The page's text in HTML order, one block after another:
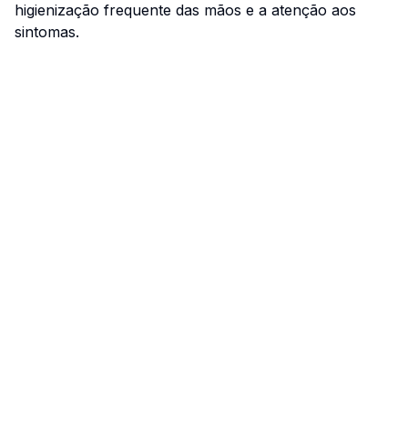
higienização frequente das mãos e a atenção aos
sintomas.